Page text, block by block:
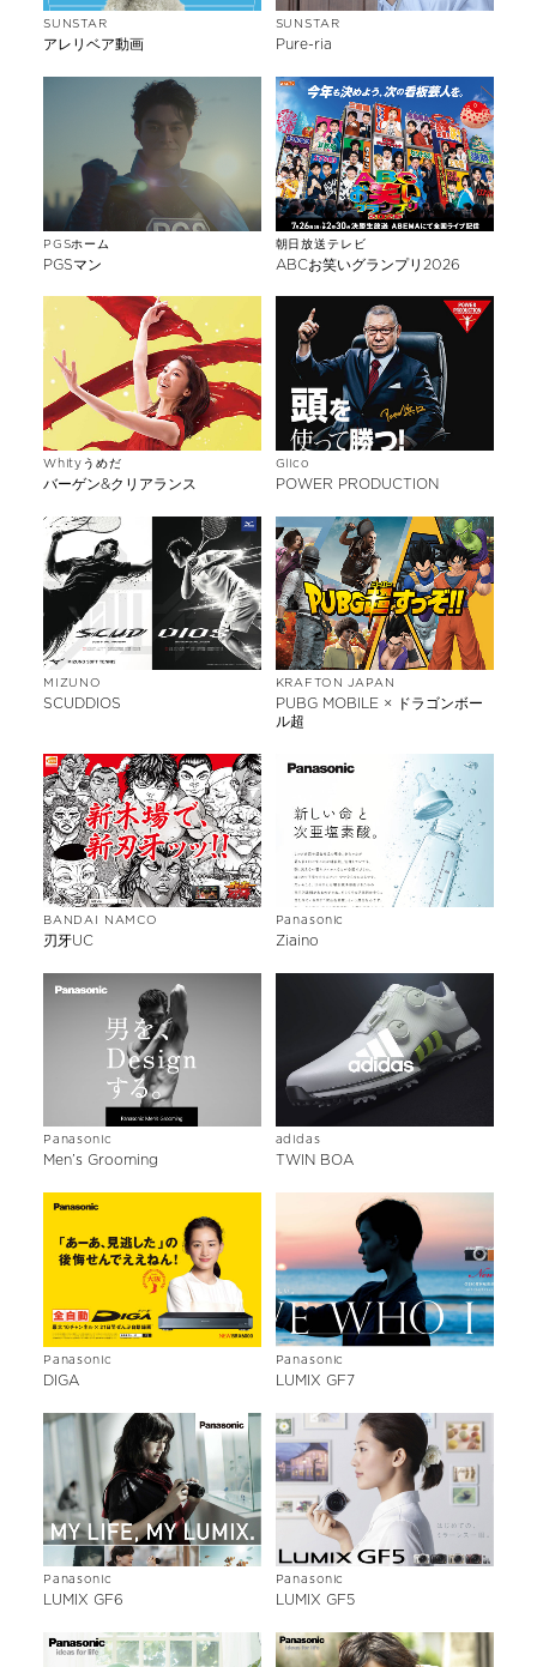
SUNSTAR
アレリベア動画
SUNSTAR
Pure-ria
PGSホーム
PGSマン
朝日放送テレビ
ABCお笑いグランプリ2026
Whityうめだ
バーゲン&クリアランス
Glico
POWER PRODUCTION
MIZUNO
SCUDDIOS
KRAFTON JAPAN
PUBG MOBILE × ドラゴンボー
ル超
BANDAI NAMCO
刃牙UC
Panasonic
Ziaino
Panasonic
Men’s Grooming
adidas
TWIN BOA
Panasonic
DIGA
Panasonic
LUMIX GF7
Panasonic
LUMIX GF6
Panasonic
LUMIX GF5